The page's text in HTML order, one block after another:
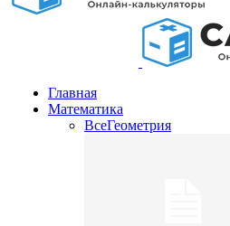
Главная
Математика
ВсеГеометрия